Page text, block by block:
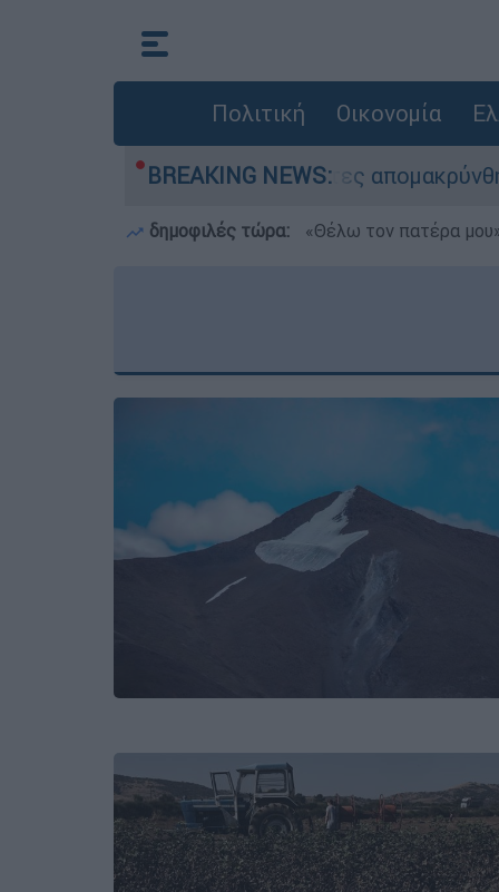
Πολιτική Οικονομία
BREAKING NEWS:
- 254 πολίτες απομακρύνθηκαν διά
δημοφιλές τώρα: «Θέλω τον πατέρα